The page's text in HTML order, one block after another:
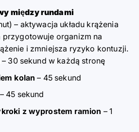
między rundami
– aktywacja układu krążenia
organizm na
i zmniejsza ryzyko kontuzji.
– 30 sekund w każdą stronę
kolan– 45 sekund
– 45 sekund
z wyprostem ramion – 1